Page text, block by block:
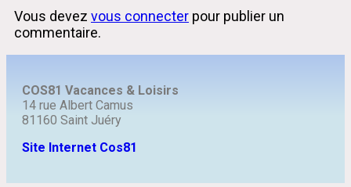
Vous devez vous connecter pour publier un
commentaire.
COS81 Vacances & Loisirs
14 rue Albert Camus
81160 Saint Juéry
Site Internet Cos81